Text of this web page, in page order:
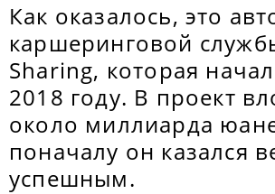
Как оказалось, это
каршеринговой
Sharing, которая
2018 году. В проект
около миллиарда
поначалу он казался
успешным.